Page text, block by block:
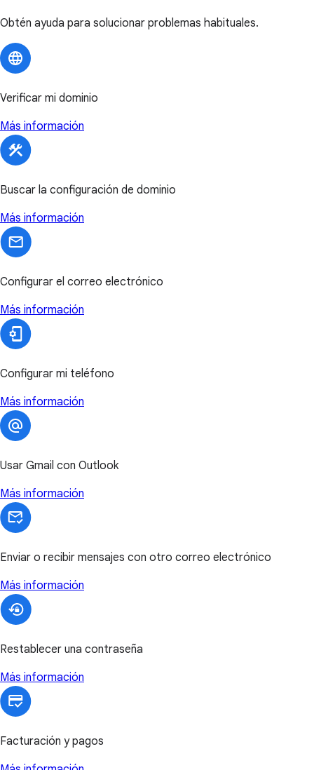
Obtén ayuda para solucionar problemas habituales.
Verificar mi dominio
Más información
Buscar la configuración de dominio
Más información
Configurar el correo electrónico
Más información
Configurar mi teléfono
Más información
Usar Gmail con Outlook
Más información
Enviar o recibir mensajes con otro correo electrónico
Más información
Restablecer una contraseña
Más información
Facturación y pagos